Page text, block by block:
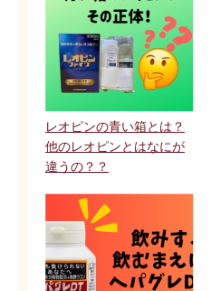
レオピンの青い箱とは？
他のレオピンとはなにが
違うの？？